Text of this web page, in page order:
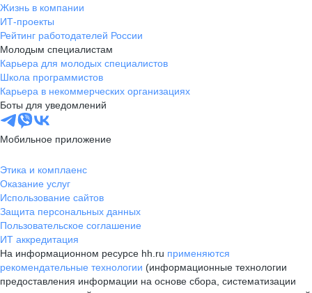
Жизнь в компании
ИТ-проекты
Рейтинг работодателей России
Молодым специалистам
Карьера для молодых специалистов
Школа программистов
Карьера в некоммерческих организациях
Боты для уведомлений
Мобильное приложение
Этика и комплаенс
Оказание услуг
Использование сайтов
Защита персональных данных
Пользовательское соглашение
ИТ аккредитация
На информационном ресурсе hh.ru применяются
рекомендательные технологии (информационные технологии
предоставления информации на основе сбора, систематизации